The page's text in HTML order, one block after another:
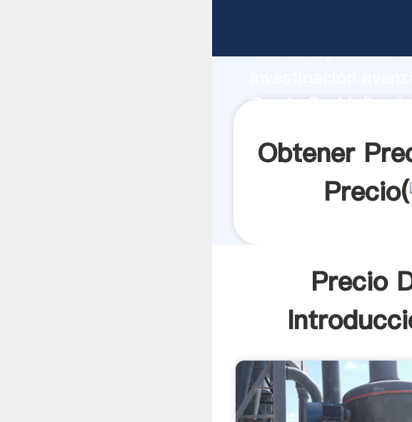
fuerte capacidad
Precio De Molino
Obtener
Precio(
Precio